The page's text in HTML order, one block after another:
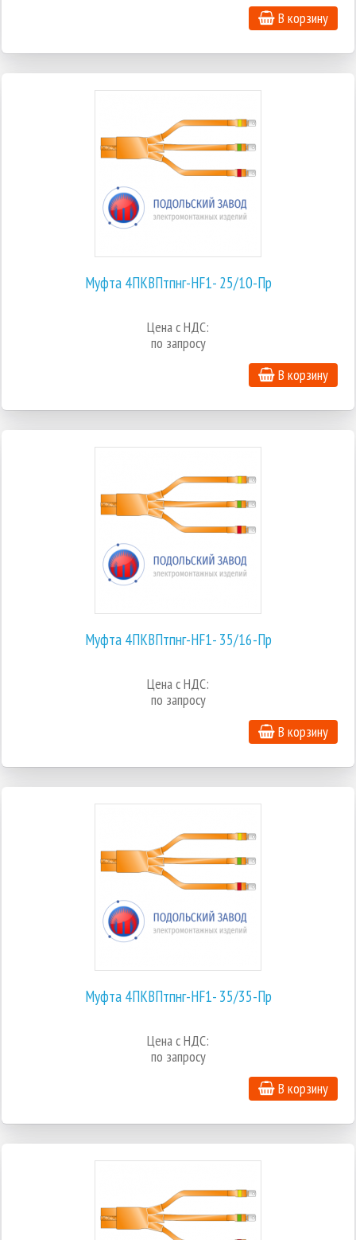
В корзину
Муфта 4ПКВПтпнг-HF1- 25/10-Пр
Цена с НДС:
по запросу
В корзину
Муфта 4ПКВПтпнг-HF1- 35/16-Пр
Цена с НДС:
по запросу
В корзину
Муфта 4ПКВПтпнг-HF1- 35/35-Пр
Цена с НДС:
по запросу
В корзину